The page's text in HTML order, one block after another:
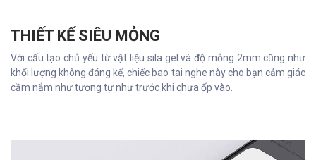
THIẾT KẾ SIÊU MỎNG
Với cấu tạo chủ yếu từ vật liệu sila gel và độ mỏng 2mm cũng như
khối lượng không đáng kể, chiếc bao tai nghe này cho bạn cảm giác
cầm nắm như tương tự như trước khi chưa ốp vào.